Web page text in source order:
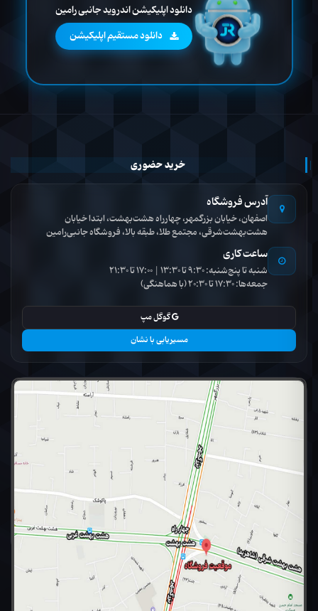
دانلود اپلیکیشن اندروید جانبی رامین
دانلود مستقیم اپلیکیشن
خرید حضوری
آدرس فروشگاه
اصفهان، خیابان بزرگمهر، چهارراه هشت‌بهشت، ابتدا خیابان
هشت‌بهشت‌شرقی، مجتمع طلا، طبقه بالا، فروشگاه جانبی‌رامین
ساعت کاری
شنبه تا پنج‌شنبه: 9:30 تا 13:30 | 17:00 تا 21:30
جمعه‌ها: 17:30 تا 20:30 (با هماهنگی)
گوگل مپ
مسیریابی با نشان